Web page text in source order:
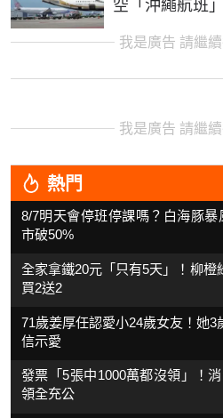
空「沖繩航班
我是廣告 請繼
我是廣告 請繼
熱門
8/7明天會停班停課嗎？白海豚
市破50%
全家拿鐵20元「只有5天」！柳
買2送2
71歲姜厚任認愛小24歲女友！她
信示愛
發票「5張中1000萬都沒領」！
領全充公